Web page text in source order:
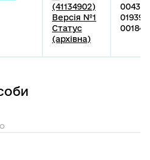
(41134902)
Версія №1
Статус
(архівна)